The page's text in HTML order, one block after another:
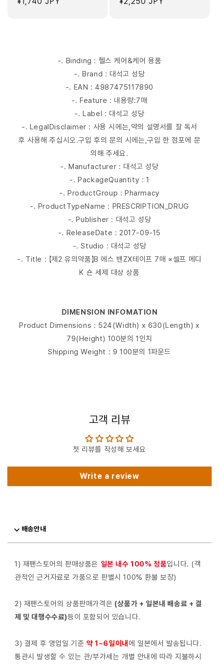
-. Binding : 헬스 케어&케어 용품
-. Brand : 대석고 성당
-. EAN : 4987475117890
-. Feature : 내용량:7매
-. Label : 대석고 성당
-. LegalDisclaimer : 사용 시에는,약의 설명서를 잘 독서
후 사용해 주십시오.구입 후의 문의 시에는,구입 한 점포에 문
의해 주세요.
-. Manufacturer : 대석고 성당
-. PackageQuantity : 1
-. ProductGroup : Pharmacy
-. ProductTypeName : PRESCRIPTION_DRUG
-. Publisher : 대석고 성당
-. ReleaseDate : 2017-09-15
-. Studio : 대석고 성당
-. Title : 【제2 유의약품】B 에스 밴ZX테이프 7매 ※셀프 메디
K 숀 세제 대상 상품
DIMENSION INFOMATION
Product Dimensions : 524(Width) x 630(Length) x
79(Height) 100분의 1인치
Shipping Weight : 9 100분의 1파운드
고객 리뷰
첫 리뷰를 작성해 보세요
Write a review
배송안내
1) 재팬스토어의 판매상품은 일본 내수 100% 정품입니다. (객
관적인 근거자료로 가품으로 판별시 100% 환불 보장)
2) 재팬스토어의 상품판매가격은 (상품가 + 일본내 배송료 + 결
제 및 대행수수료)등이 포함되어 있습니다.
3) 결제 후 영업일 기준 약 1~6일이내 에 일본에서 발송됩니다.
통관시 발생할 수 있는 관/부가세는 개별 안내에 따라 지불하시